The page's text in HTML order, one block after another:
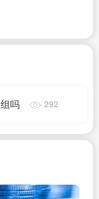
吗 292